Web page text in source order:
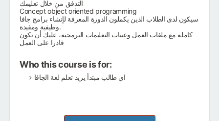
Concept object oriented programming
سيكون لدى الطلاب الذين يكملون الدورة المعرفة لإنشاء برامج جافا
وظيفية ومفيدة.
كاملة مع ملفات العمل وعينات التعليمات البرمجية، عليك أن تكون
قادرا على العمل
Who this course is for:
اي طالب مبتدأ يريد تعلم لغة الجافا